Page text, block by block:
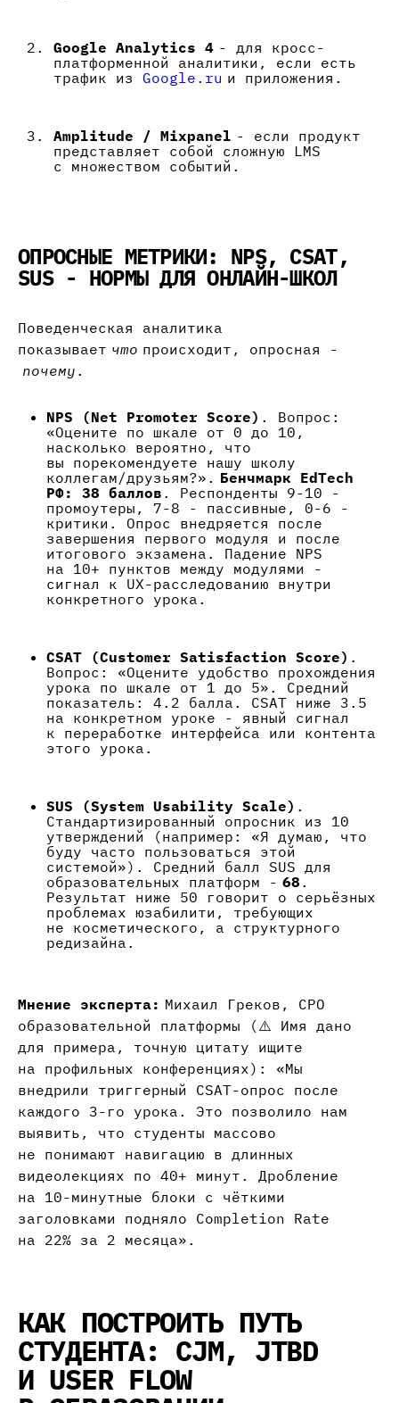
Google Analytics 4 - для кросс-
платформенной аналитики, если есть
трафик из Google.ru и приложения.
Amplitude / Mixpanel - если продукт
представляет собой сложную LMS
с множеством событий.
ОПРОСНЫЕ МЕТРИКИ: NPS, CSAT,
SUS - НОРМЫ ДЛЯ ОНЛАЙН-ШКОЛ
Поведенческая аналитика
показывает что происходит, опросная -
почему .
NPS (Net Promoter Score) . Вопрос:
«Оцените по шкале от 0 до 10,
насколько вероятно, что
вы порекомендуете нашу школу
коллегам/друзьям?». Бенчмарк EdTech
РФ: 38 баллов . Респонденты 9-10 -
промоутеры, 7-8 - пассивные, 0-6 -
критики. Опрос внедряется после
завершения первого модуля и после
итогового экзамена. Падение NPS
на 10+ пунктов между модулями -
сигнал к UX-расследованию внутри
конкретного урока.
CSAT (Customer Satisfaction Score) .
Вопрос: «Оцените удобство прохождения
урока по шкале от 1 до 5». Средний
показатель: 4.2 балла. CSAT ниже 3.5
на конкретном уроке - явный сигнал
к переработке интерфейса или контента
этого урока.
SUS (System Usability Scale) .
Стандартизированный опросник из 10
утверждений (например: «Я думаю, что
буду часто пользоваться этой
системой»). Средний балл SUS для
образовательных платформ - 68 .
Результат ниже 50 говорит о серьёзных
проблемах юзабилити, требующих
не косметического, а структурного
редизайна.
Мнение эксперта: Михаил Греков, CPO
образовательной платформы (⚠️ Имя дано
для примера, точную цитату ищите
на профильных конференциях): «Мы
внедрили триггерный CSAT-опрос после
каждого 3-го урока. Это позволило нам
выявить, что студенты массово
не понимают навигацию в длинных
видеолекциях по 40+ минут. Дробление
на 10-минутные блоки с чёткими
заголовками подняло Completion Rate
на 22% за 2 месяца».
КАК ПОСТРОИТЬ ПУТЬ
СТУДЕНТА: CJM, JTBD
И USER FLOW